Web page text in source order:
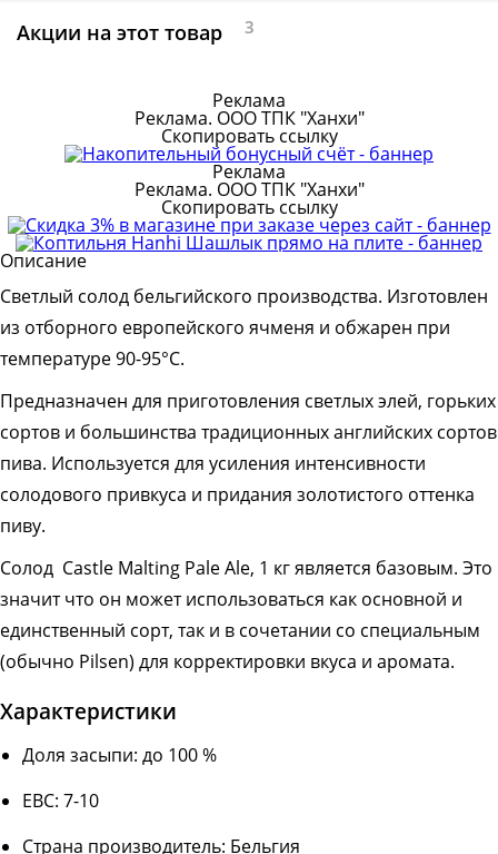
Акции на этот товар 3
Реклама
Реклама. ООО ТПК "Ханхи"
Скопировать ссылку
Реклама
Реклама. ООО ТПК "Ханхи"
Скопировать ссылку
Описание
Светлый солод бельгийского производства. Изготовлен
из отборного европейского ячменя и обжарен при
температуре 90-95°С.
Предназначен для приготовления светлых элей, горьких
сортов и большинства традиционных английских сортов
пива. Используется для усиления интенсивности
солодового привкуса и придания золотистого оттенка
пиву.
Солод Castle Malting Pale Ale, 1 кг является базовым. Это
значит что он может использоваться как основной и
единственный сорт, так и в сочетании со специальным
(обычно Pilsen) для корректировки вкуса и аромата.
Характеристики
Доля засыпи: до 100 %
ЕВС: 7-10
Страна производитель: Бельгия